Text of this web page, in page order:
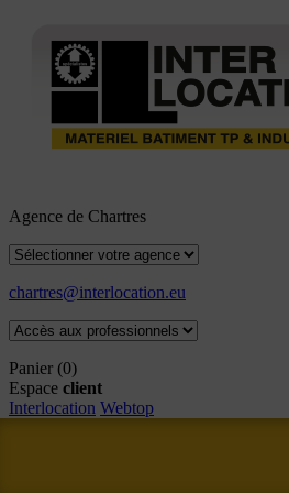
Agence de Chartres
chartres@interlocation.eu
Panier (0)
Espace client
Interlocation Webtop